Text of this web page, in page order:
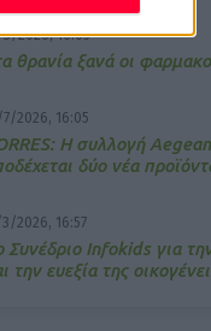
3/2026, 16:05
θρανία ξανά οι
7/2026, 16:05
Η συλλογή
δύο νέα
3/2026, 16:57
Συνέδριο Infokids για
την ευεξία της